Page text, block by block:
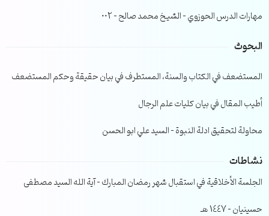
مهارات الدرس الحوزوي – الشيخ محمد صالح – 002
البحوث
المستضعف في الكتاب والسنة، المستطرف في بيان حقيقة وحكم المستضعف
أطيب المقال في بيان كليات علم الرجال
محاولة لتحقيق ادلة النبوة – السيد علي ابو الحسن
نشاطات
الجلسة الأخلاقية في استقبال شهر رمضان المبارك – آية الله السيد مصطفى
حسينيان – 1447 هـ